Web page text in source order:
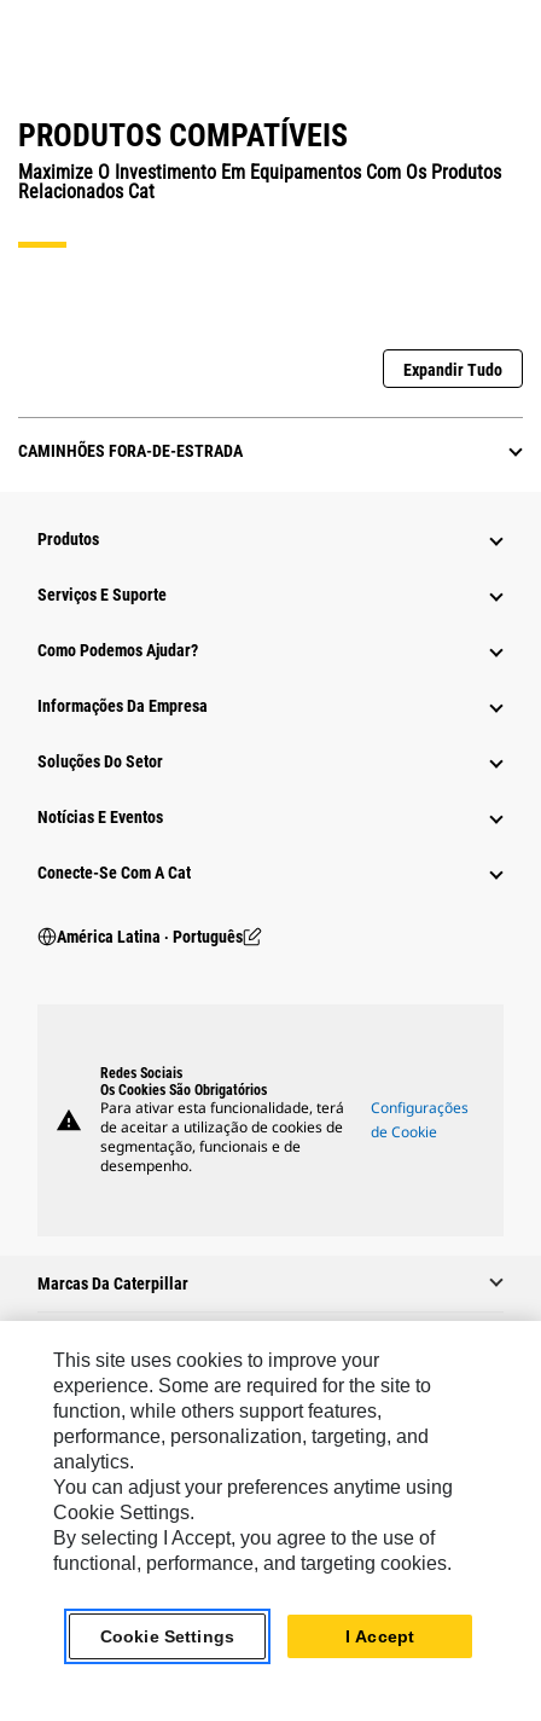
PRODUTOS COMPATÍVEIS
Maximize O Investimento Em Equipamentos Com Os Produtos
Relacionados Cat
Expandir Tudo
CAMINHÕES FORA-DE-ESTRADA
Produtos
Serviços E Suporte
Como Podemos Ajudar?
Informações Da Empresa
Soluções Do Setor
Notícias E Eventos
Conecte-Se Com A Cat
América Latina ‧ Português
warning
Redes Sociais
Os Cookies São Obrigatórios
Para ativar esta funcionalidade, terá
de aceitar a utilização de cookies de
segmentação, funcionais e de
desempenho.
Configurações
de Cookie
Marcas Da Caterpillar
Caterpillar.com
Caterpillar Contato E Suporte
Minhas Preferências De Marketing
Mapa Do Local
Cookie Settings
Legal
Privacidade
This site uses cookies to improve your
experience. Some are required for the site to
function, while others support features,
performance, personalization, targeting, and
analytics.
You can adjust your preferences anytime using
Cookie Settings.
By selecting I Accept, you agree to the use of
functional, performance, and targeting cookies.
Cookie Settings I Accept